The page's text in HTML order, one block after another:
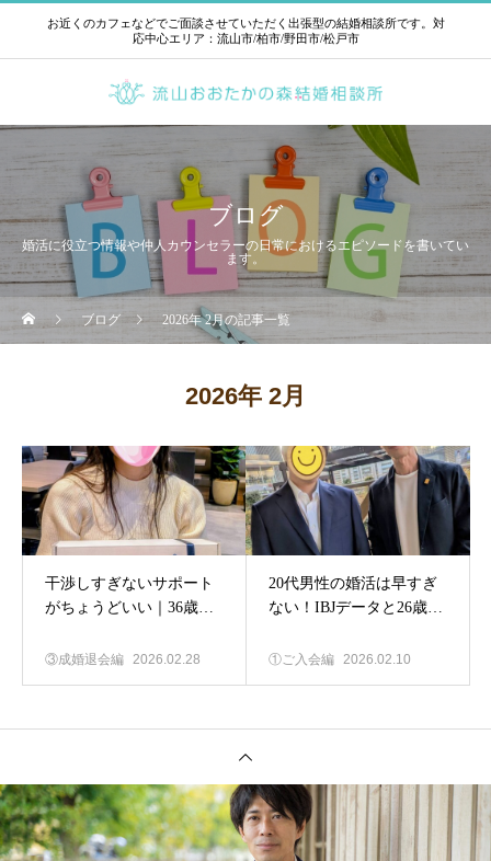
お近くのカフェなどでご面談させていただく出張型の結婚相談所です。対
応中心エリア：流山市/柏市/野田市/松戸市
ブログ
婚活に役立つ情報や仲人カウンセラーの日常におけるエピソードを書いてい
ます。
ブログ 2026年 2月の記事一覧
2026年 2月
干渉しすぎないサポート
がちょうどいい｜36歳女
③成婚退会編 2026.02.28
20代男性の婚活は早すぎ
ない！IBJデータと26歳男
①ご入会編 2026.02.10